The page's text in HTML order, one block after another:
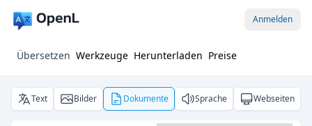
Anmelden
Übersetzen Werkzeuge Herunterladen Preise
Text Bilder Dokumente Sprache Webseiten